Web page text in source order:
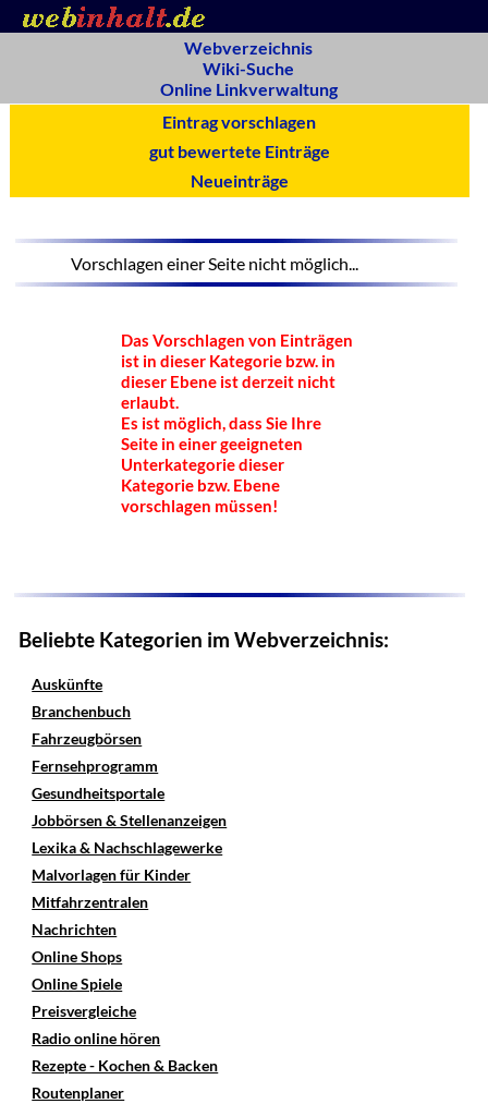
Webverzeichnis
Wiki-Suche
Online Linkverwaltung
Eintrag vorschlagen
gut bewertete Einträge
Neueinträge
Vorschlagen einer Seite nicht möglich...
Das Vorschlagen von Einträgen
ist in dieser Kategorie bzw. in
dieser Ebene ist derzeit nicht
erlaubt.
Es ist möglich, dass Sie Ihre
Seite in einer geeigneten
Unterkategorie dieser
Kategorie bzw. Ebene
vorschlagen müssen!
Beliebte Kategorien im Webverzeichnis:
Auskünfte
Branchenbuch
Fahrzeugbörsen
Fernsehprogramm
Gesundheitsportale
Jobbörsen & Stellenanzeigen
Lexika & Nachschlagewerke
Malvorlagen für Kinder
Mitfahrzentralen
Nachrichten
Online Shops
Online Spiele
Preisvergleiche
Radio online hören
Rezepte - Kochen & Backen
Routenplaner